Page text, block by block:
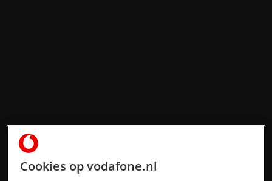
Cookies op vodafone.nl